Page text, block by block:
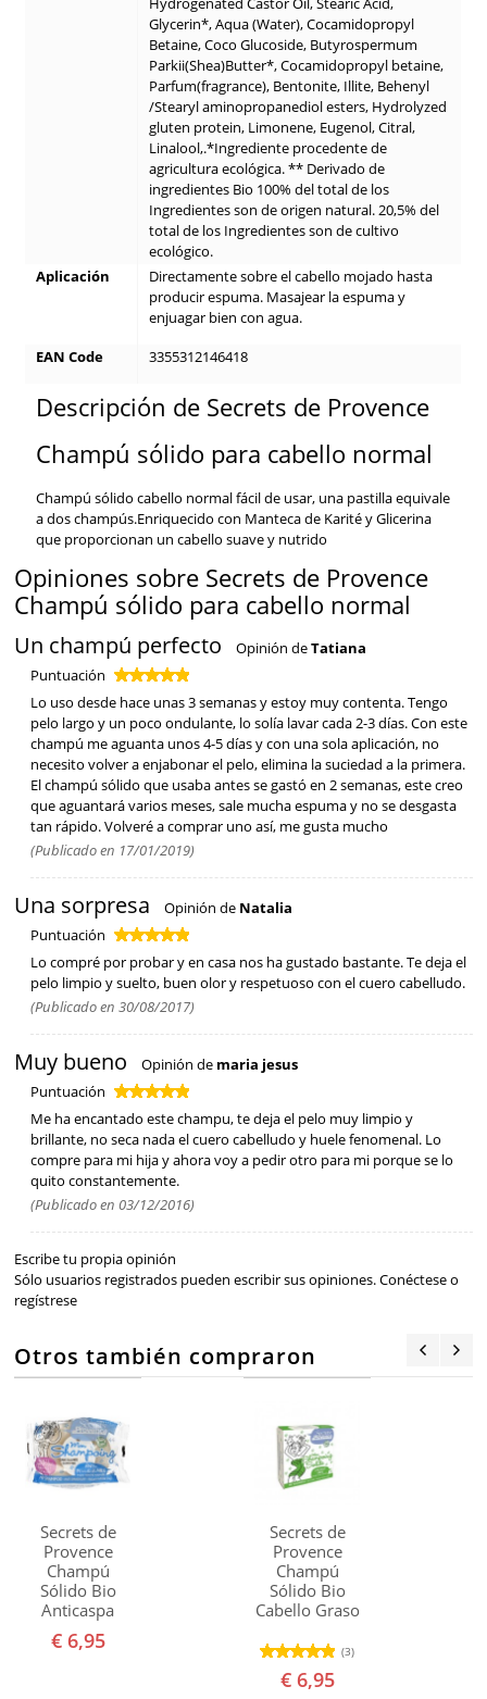
Glycerin*, Aqua (Water), Cocamidopropyl
Betaine, Coco Glucoside, Butyrospermum
Parkii(Shea)Butter*, Cocamidopropyl betaine,
Parfum(fragrance), Bentonite, Illite, Behenyl
/Stearyl aminopropanediol esters, Hydrolyzed
gluten protein, Limonene, Eugenol, Citral,
Linalool,.*Ingrediente procedente de
agricultura ecológica. ** Derivado de
ingredientes Bio 100% del total de los
Ingredientes son de origen natural. 20,5% del
total de los Ingredientes son de cultivo
ecológico.
Aplicación
Directamente sobre el cabello mojado hasta
producir espuma. Masajear la espuma y
enjuagar bien con agua.
EAN Code
3355312146418
Descripción de Secrets de Provence
Champú sólido para cabello normal
Champú sólido cabello normal fácil de usar, una pastilla equivale
a dos champús.Enriquecido con Manteca de Karité y Glicerina
que proporcionan un cabello suave y nutrido
Opiniones sobre Secrets de Provence
Champú sólido para cabello normal
Un champú perfecto Opinión deTatiana
Puntuación
Lo uso desde hace unas 3 semanas y estoy muy contenta. Tengo
pelo largo y un poco ondulante, lo solía lavar cada 2-3 días. Con este
champú me aguanta unos 4-5 días y con una sola aplicación, no
necesito volver a enjabonar el pelo, elimina la suciedad a la primera.
El champú sólido que usaba antes se gastó en 2 semanas, este creo
que aguantará varios meses, sale mucha espuma y no se desgasta
tan rápido. Volveré a comprar uno así, me gusta mucho
(Publicado en 17/01/2019)
Una sorpresa Opinión de Natalia
Puntuación
Lo compré por probar y en casa nos ha gustado bastante. Te deja el
pelo limpio y suelto, buen olor y respetuoso con el cuero cabelludo.
(Publicado en 30/08/2017)
Muy bueno Opinión de maria jesus
Puntuación
Me ha encantado este champu, te deja el pelo muy limpio y
brillante, no seca nada el cuero cabelludo y huele fenomenal. Lo
compre para mi hija y ahora voy a pedir otro para mi porque se lo
quito constantemente.
(Publicado en 03/12/2016)
Escribe tu propia opinión
Sólo usuarios registrados pueden escribir sus opiniones.Conécteseo
regístrese
Otros también compraron
Secrets de
Provence
Champú
Sólido Bio
Anticaspa
€ 6,95
Secrets de
Provence
Champú
Sólido Bio
Cabello Graso
(3)
€ 6,95